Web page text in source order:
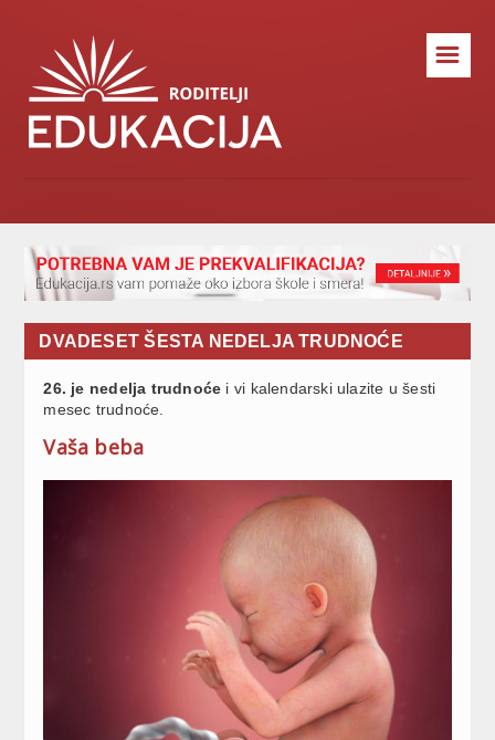
☰
DVADESET ŠESTA NEDELJA TRUDNOĆE
26. je nedelja trudnoće i vi kalendarski ulazite u šesti
mesec trudnoće.
Vaša beba